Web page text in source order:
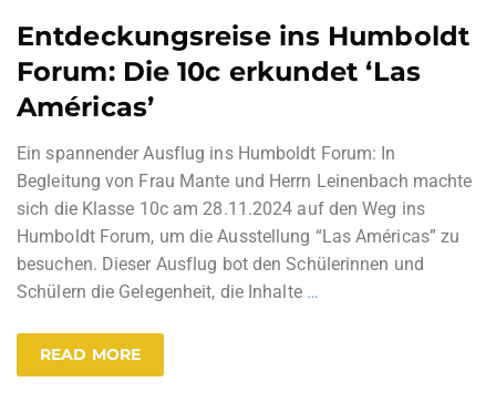
Entdeckungsreise ins Humboldt
Forum: Die 10c erkundet ‘Las
Américas’
Ein spannender Ausflug ins Humboldt Forum: In
Begleitung von Frau Mante und Herrn Leinenbach machte
sich die Klasse 10c am 28.11.2024 auf den Weg ins
Humboldt Forum, um die Ausstellung “Las Américas” zu
besuchen. Dieser Ausflug bot den Schülerinnen und
Schülern die Gelegenheit, die Inhalte …
READ MORE